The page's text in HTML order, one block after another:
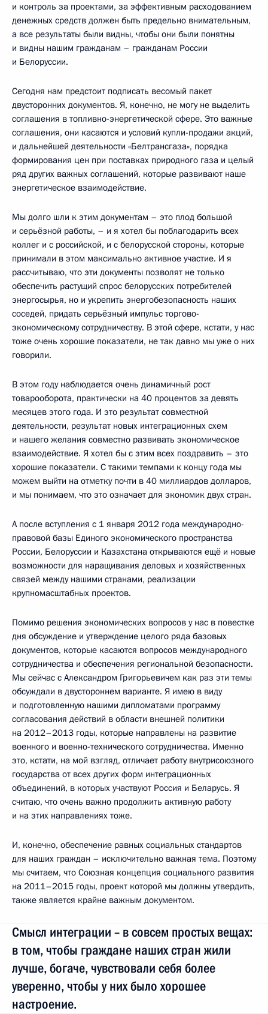
и контроль за проектами, за эффективным расходованием
денежных средств должен быть предельно внимательным,
а все результаты были видны, чтобы они были понятны
и видны нашим гражданам – гражданам России
и Белоруссии.
Сегодня нам предстоит подписать весомый пакет
двусторонних документов. Я, конечно, не могу не выделить
соглашения в топливно-энергетической сфере. Это важные
соглашения, они касаются и условий купли-продажи акций,
и дальнейшей деятельности «Белтрансгаза», порядка
формирования цен при поставках природного газа и целый
ряд других важных соглашений, которые развивают наше
энергетическое взаимодействие.
Мы долго шли к этим документам – это плод большой
и серьёзной работы, – и я хотел бы поблагодарить всех
коллег и с российской, и с белорусской стороны, которые
принимали в этом максимально активное участие. И я
рассчитываю, что эти документы позволят не только
обеспечить растущий спрос белорусских потребителей
энергосырья, но и укрепить энергобезопасность наших
соседей, придать серьёзный импульс торгово-
экономическому сотрудничеству. В этой сфере, кстати, у нас
тоже очень хорошие показатели, не так давно мы уже о них
говорили.
В этом году наблюдается очень динамичный рост
товарооборота, практически на 40 процентов за девять
месяцев этого года. И это результат совместной
деятельности, результат новых интеграционных схем
и нашего желания совместно развивать экономическое
взаимодействие. Я хотел бы с этим всех поздравить – это
хорошие показатели. С такими темпами к концу года мы
можем выйти на отметку почти в 40 миллиардов долларов,
и мы понимаем, что это означает для экономик двух стран.
А после вступления с 1 января 2012 года международно-
правовой базы Единого экономического пространства
России, Белоруссии и Казахстана открываются ещё и новые
возможности для наращивания деловых и хозяйственных
связей между нашими странами, реализации
крупномасштабных проектов.
Помимо решения экономических вопросов у нас в повестке
дня обсуждение и утверждение целого ряда базовых
документов, которые касаются вопросов международного
сотрудничества и обеспечения региональной безопасности.
Мы сейчас с Александром Григорьевичем как раз эти темы
обсуждали в двустороннем варианте. Я имею в виду
и подготовленную нашими дипломатами программу
согласования действий в области внешней политики
на 2012–2013 годы, которые направлены на развитие
военного и военно-технического сотрудничества. Именно
это, кстати, на мой взгляд, отличает работу внутрисоюзного
государства от всех других форм интеграционных
объединений, в которых участвуют Россия и Беларусь. Я
считаю, что очень важно продолжить активную работу
и на этих направлениях тоже.
И, конечно, обеспечение равных социальных стандартов
для наших граждан – исключительно важная тема. Поэтому
мы считаем, что Союзная концепция социального развития
на 2011–2015 годы, проект которой мы должны утвердить,
также является крайне важным документом.
Смысл интеграции – в совсем простых вещах:
в том, чтобы граждане наших стран жили
лучше, богаче, чувствовали себя более
уверенно, чтобы у них было хорошее
настроение.